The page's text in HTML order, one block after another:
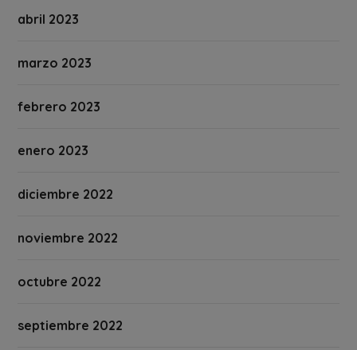
abril 2023
marzo 2023
febrero 2023
enero 2023
diciembre 2022
noviembre 2022
octubre 2022
septiembre 2022